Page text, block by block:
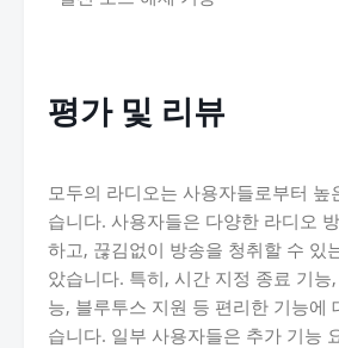
평가 및 리뷰
모두의 라디오는 사용자들로부터 높
습니다. 사용자들은 다양한 라디오
하고, 끊김없이 방송을 청취할 수 있
았습니다. 특히, 시간 지정 종료 기능
능, 블루투스 지원 등 편리한 기능에
습니다. 일부 사용자들은 추가 기능